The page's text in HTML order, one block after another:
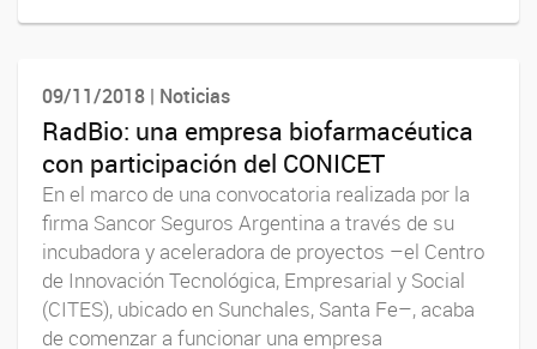
09/11/2018 | Noticias
RadBio: una empresa biofarmacéutica
con participación del CONICET
En el marco de una convocatoria realizada por la
firma Sancor Seguros Argentina a través de su
incubadora y aceleradora de proyectos –el Centro
de Innovación Tecnológica, Empresarial y Social
(CITES), ubicado en Sunchales, Santa Fe–, acaba
de comenzar a funcionar una empresa